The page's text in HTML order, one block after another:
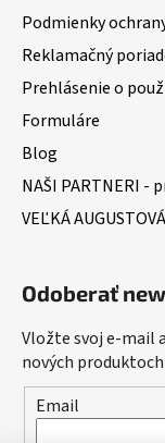
Podmienky
Reklamačný
Prehlásenie o
Formuláre
Blog
NAŠI PARTNERI -
VEĽKÁ
Odoberať
Vložte svoj e-mail
nových
Email